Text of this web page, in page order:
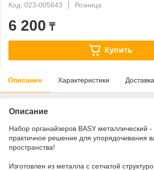
Код: 023-005643
Розница
6 200 ₸
Купить
Описание Характеристики Доставка
Описание
Набор органайзеров BASY металлический -
практичное решение для упорядочивания
пространства!
Изготовлен из металла с сетчатой